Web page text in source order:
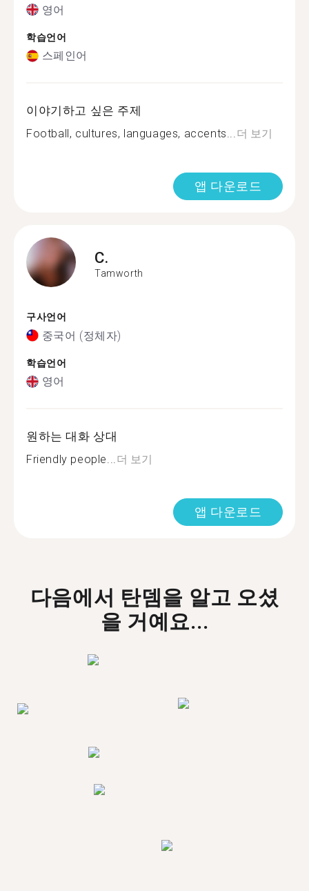
영어
학습언어
스페인어
이야기하고 싶은 주제
Football, cultures, languages, accents...더 보기
앱 다운로드
C.
Tamworth
구사언어
중국어 (정체자)
학습언어
영어
원하는 대화 상대
Friendly people...더 보기
앱 다운로드
다음에서 탄뎀을 알고 오셨
을 거예요...